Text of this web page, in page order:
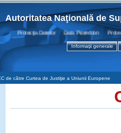
Autoritatea Naţională de
Protecţia Datelor Data Protection Protection
Informaţii generale
de către Curtea de Justiţie a Uniunii Europene